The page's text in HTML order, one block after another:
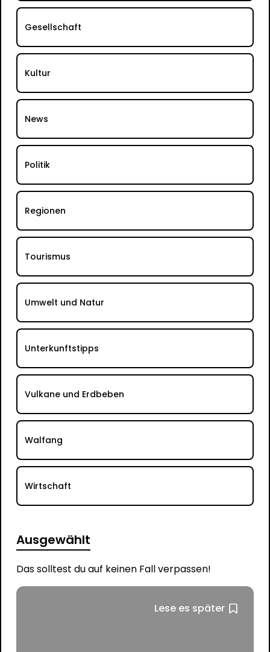
Gesellschaft
Kultur
News
Politik
Regionen
Tourismus
Umwelt und Natur
Unterkunftstipps
Vulkane und Erdbeben
Walfang
Wirtschaft
Ausgewählt
Das solltest du auf keinen Fall verpassen!
Lese es später